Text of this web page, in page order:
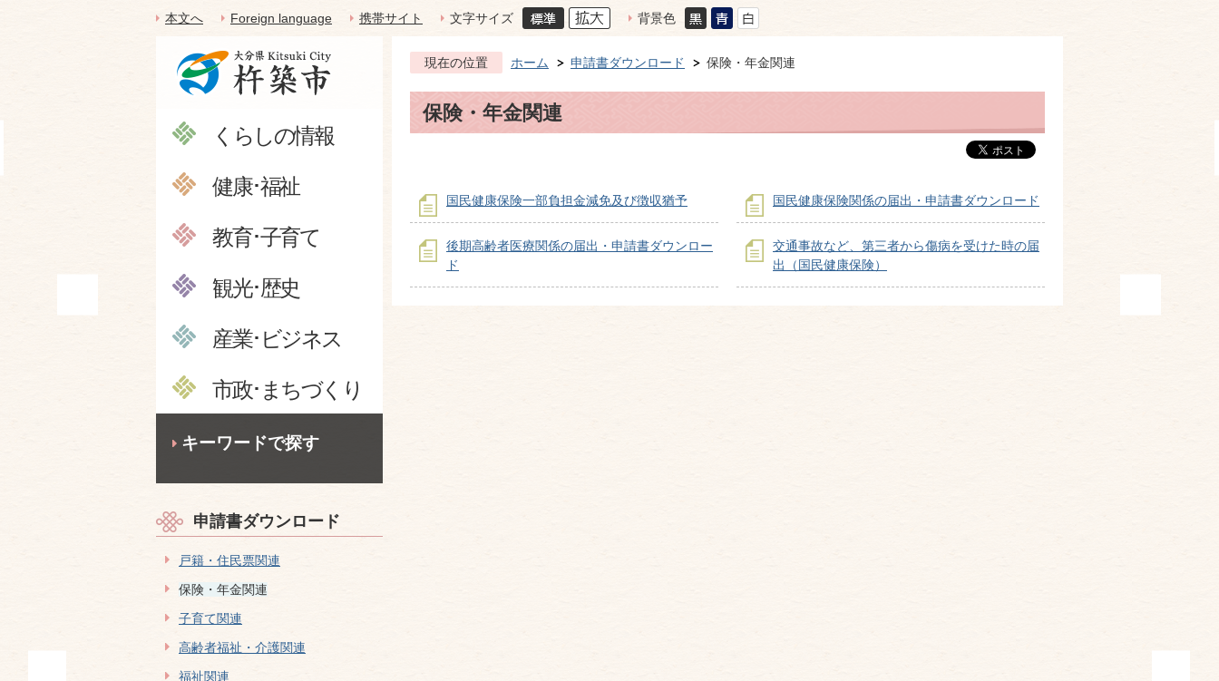
本文へ Foreign language 携帯サイト 文字サイズ 背景色
くらしの情報
健康･福祉
教育･子育て
観光･歴史
産業･ビジネス
市政･まちづくり
キーワードで探す
申請書ダウンロード
戸籍・住民票関連
保険・年金関連
子育て関連
高齢者福祉・介護関連
福祉関連
現在の位置 ホーム 申請書ダウンロード 保険・年金関連
保険・年金関連
国民健康保険一部負担金減免及び徴収猶予 国民健康保険関係の届出・申請書ダウンロード
後期高齢者医療関係の届出・申請書ダウンロー
ド
交通事故など、第三者から傷病を受けた時の届
出（国民健康保険）